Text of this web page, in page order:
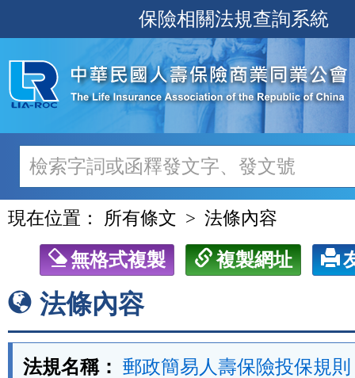
至
主
內
容
保險相關法規查詢系統
現在位置： 所有條文 法條內容
無格式複製 複製網址
法條內容
法規名稱： 郵政簡易人壽保險投保規則